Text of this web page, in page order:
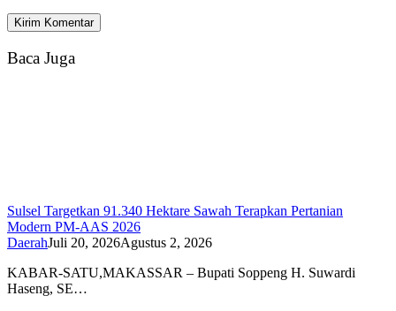
Baca Juga
Sulsel Targetkan 91.340 Hektare Sawah Terapkan Pertanian
Modern PM-AAS 2026
DaerahJuli 20, 2026Agustus 2, 2026
KABAR-SATU,MAKASSAR – Bupati Soppeng H. Suwardi
Haseng, SE…